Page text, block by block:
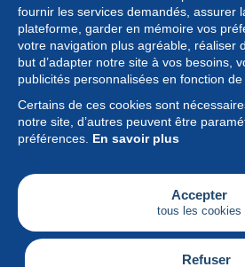
fournir les services demandés, assurer
plateforme, garder en mémoire vos
votre navigation plus agréable, réaliser
but d’adapter notre site à vos besoins,
publicités personnalisées en fonction de
Certains de ces cookies sont
notre site, d’autres peuvent être
préférences. En savoir plus
Accepter
tous les cookies
Refuser
Collection
Actualités
Fonctionnalités
Société
Services
Articles